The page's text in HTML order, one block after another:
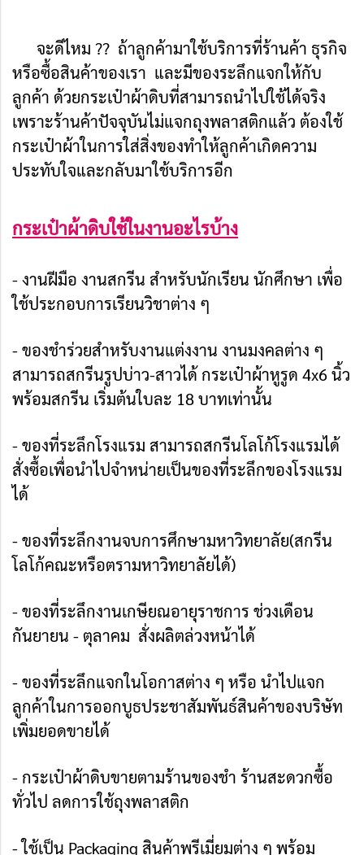
จะดีไหม ?? ถ้าลูกค้ามาใช้บริการที่ร้านค้า ธุรกิจ
หรือซื้อสินค้าของเรา และมีของระลึกแจกให้กับ
ลูกค้า ด้วยกระเป๋าผ้าดิบที่สามารถนำไปใช้ได้จริง
เพราะร้านค้าปัจจุบันไม่แจกถุงพลาสติกแล้ว ต้องใช้
กระเป๋าผ้าในการใส่สิ่งของทำให้ลูกค้าเกิดความ
ประทับใจและกลับมาใช้บริการอีก
กระเป๋าผ้าดิบใช้ในงานอะไรบ้าง
- งานฝีมือ งานสกรีน สำหรับนักเรียน นักศึกษา เพื่อ
ใช้ประกอบการเรียนวิชาต่าง ๆ
- ของชำร่วยสำหรับงานแต่งงาน งานมงคลต่าง ๆ
สามารถสกรีนรูปบ่าว-สาวได้ กระเป๋าผ้าหูรูด 4x6 นิ้ว
พร้อมสกรีน เริ่มต้นใบละ 18 บาทเท่านั้น
- ของที่ระลึกโรงแรม สามารถสกรีนโลโก้โรงแรมได้
สั่งซื้อเพื่อนำไปจำหน่ายเป็นของที่ระลึกของโรงแรม
ได้
- ของที่ระลึกงานจบการศึกษามหาวิทยาลัย(สกรีน
โลโก้คณะหรือตรามหาวิทยาลัยได้)
- ของที่ระลึกงานเกษียณอายุราชการ ช่วงเดือน
กันยายน - ตุลาคม สั่งผลิตล่วงหน้าได้
- ของที่ระลึกแจกในโอกาสต่าง ๆ หรือ นำไปแจก
ลูกค้าในการออกบูธประชาสัมพันธ์สินค้าของบริษัท
เพิ่มยอดขายได้
- กระเป๋าผ้าดิบขายตามร้านของชำ ร้านสะดวกซื้อ
ทั่วไป ลดการใช้ถุงพลาสติก
- ใช้เป็น Packaging สินค้าพรีเมี่ยมต่าง ๆ พร้อม